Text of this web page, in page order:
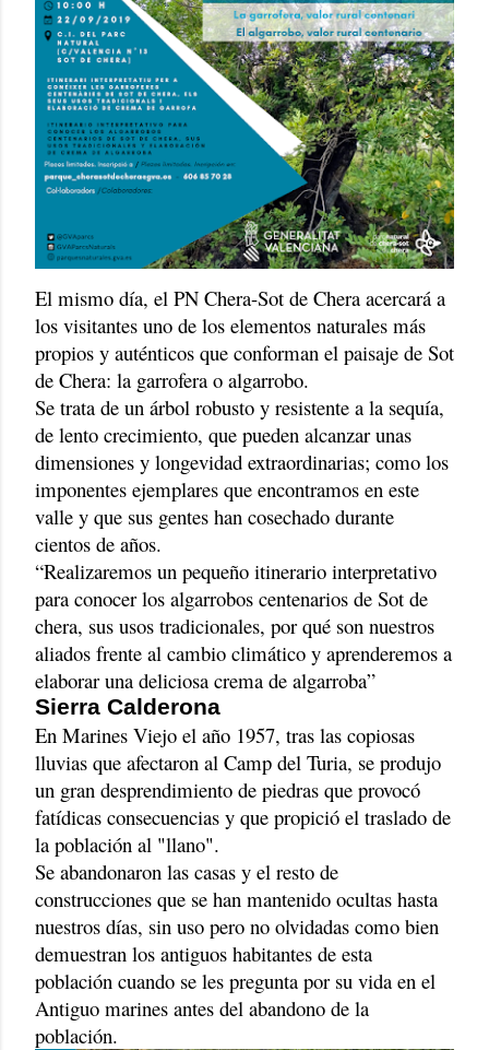
El mismo día, el PN Chera-Sot de Chera acercará a
los visitantes uno de los elementos naturales más
propios y auténticos que conforman el paisaje de Sot
de Chera: la garrofera o algarrobo.
Se trata de un árbol robusto y resistente a la sequía,
de lento crecimiento, que pueden alcanzar unas
dimensiones y longevidad extraordinarias; como los
imponentes ejemplares que encontramos en este
valle y que sus gentes han cosechado durante
cientos de años.
“Realizaremos un pequeño itinerario interpretativo
para conocer los algarrobos centenarios de Sot de
chera, sus usos tradicionales, por qué son nuestros
aliados frente al cambio climático y aprenderemos a
elaborar una deliciosa crema de algarroba”
Sierra Calderona
En Marines Viejo el año 1957, tras las copiosas
lluvias que afectaron al Camp del Turia, se produjo
un gran desprendimiento de piedras que provocó
fatídicas consecuencias y que propició el traslado de
la población al "llano".
Se abandonaron las casas y el resto de
construcciones que se han mantenido ocultas hasta
nuestros días, sin uso pero no olvidadas como bien
demuestran los antiguos habitantes de esta
población cuando se les pregunta por su vida en el
Antiguo marines antes del abandono de la
población.